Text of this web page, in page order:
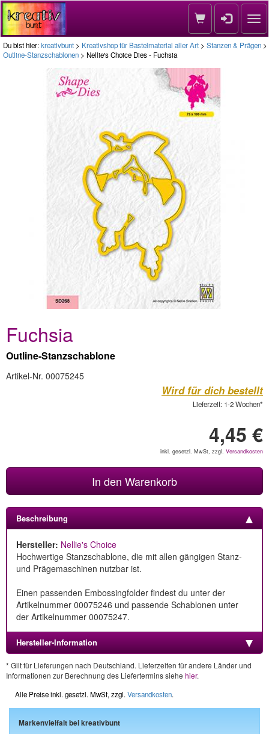
Du bist hier:kreativbunt > Kreativshop für Bastelmaterial aller Art > Stanzen & Prägen >
Outline-Stanzschablonen > Nellie's Choice Dies - Fuchsia
Fuchsia
Outline-Stanzschablone
Artikel-Nr. 00075245
Wird für dich bestellt
Lieferzeit: 1-2 Wochen*
4,45 €
inkl. gesetzl. MwSt, zzgl. Versandkosten
In den Warenkorb
Beschreibung
Hersteller: Nellie's Choice
Hochwertige Stanzschablone, die mit allen gängigen Stanz-
und Prägemaschinen nutzbar ist.
Einen passenden Embossingfolder findest du unter der
Artikelnummer 00075246 und passende Schablonen unter
der Artikelnummer 00075247.
Hersteller-Information
* Gilt für Lieferungen nach Deutschland. Lieferzeiten für andere Länder und
Informationen zur Berechnung des Liefertermins siehe hier.
Alle Preise inkl. gesetzl. MwSt, zzgl. Versandkosten.
Markenvielfalt bei kreativbunt